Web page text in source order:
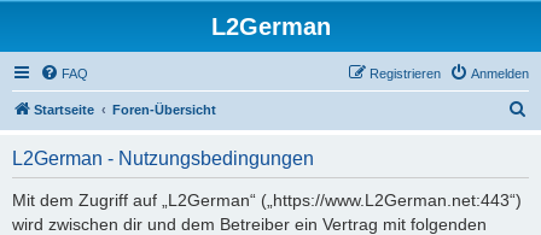
L2German
FAQ Anmelden
Registrieren
Startseite Foren-Übersicht
L2German - Nutzungsbedingungen
Mit dem Zugriff auf „L2German“ („https://www.L2German.net:443“)
wird zwischen dir und dem Betreiber ein Vertrag mit folgenden